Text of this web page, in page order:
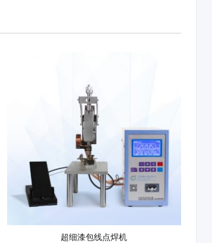
超细漆包线点焊机